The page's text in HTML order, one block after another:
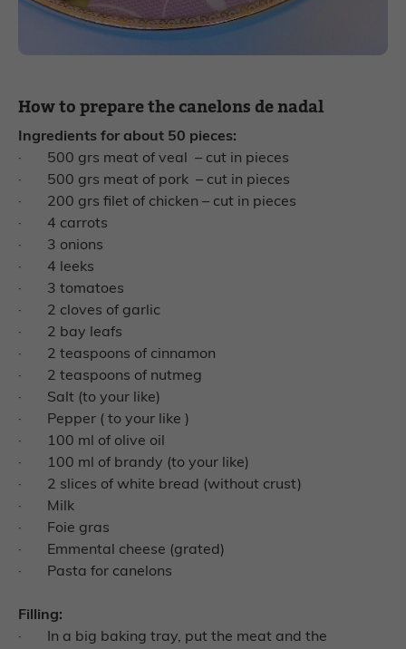
How to prepare the canelons de nadal
Ingredients for about 50 pieces:
· 500 grs meat of veal – cut in pieces
· 500 grs meat of pork – cut in pieces
· 200 grs filet of chicken – cut in pieces
· 4 carrots
· 3 onions
· 4 leeks
· 3 tomatoes
· 2 cloves of garlic
· 2 bay leafs
· 2 teaspoons of cinnamon
· 2 teaspoons of nutmeg
· Salt (to your like)
·
Pepper ( to your like )
·
100 ml of olive oil
·
100 ml of brandy (to your like)
· 2 slices of white bread (without crust)
·
Milk
·
Foie gras
·
Emmental cheese (grated)
·
Pasta for canelons
Filling:
·
In a big baking tray, put the meat and the